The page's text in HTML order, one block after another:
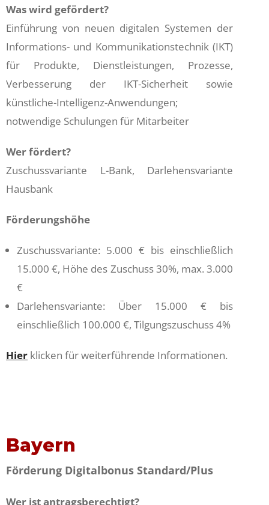
Was wird gefördert?
Einführung von neuen digitalen Systemen der
Informations- und Kommunikationstechnik (IKT)
für Produkte, Dienstleistungen, Prozesse,
Verbesserung der IKT-Sicherheit sowie
künstliche-Intelligenz-Anwendungen;
notwendige Schulungen für Mitarbeiter
Wer fördert?
Zuschussvariante L-Bank, Darlehensvariante
Hausbank
Förderungshöhe
Zuschussvariante: 5.000 € bis einschließlich
15.000 €, Höhe des Zuschuss 30%, max. 3.000
€
Darlehensvariante: Über 15.000 € bis
einschließlich 100.000 €, Tilgungszuschuss 4%
Hier klicken für weiterführende Informationen.
Bayern
Förderung Digitalbonus Standard/Plus
Wer ist antragsberechtigt?